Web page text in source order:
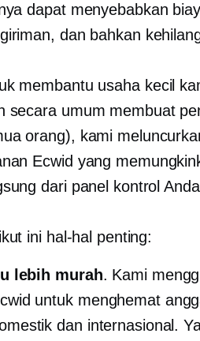
dapat menyebabkan
dan bahkan
membantu usaha kecil
secara umum membuat
orang), kami
Ecwid yang
dari panel kontrol
ini hal-hal penting:
lebih murah. Kami
untuk menghemat
dan internasional.